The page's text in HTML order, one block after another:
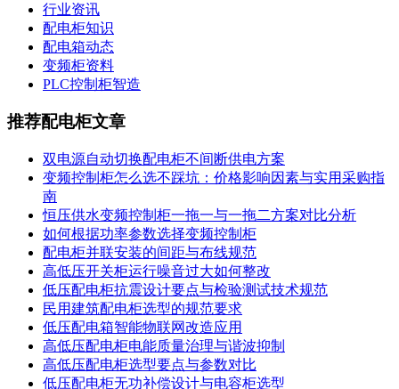
行业资讯
配电柜知识
配电箱动态
变频柜资料
PLC控制柜智造
推荐配电柜文章
双电源自动切换配电柜不间断供电方案
变频控制柜怎么选不踩坑：价格影响因素与实用采购指
南
恒压供水变频控制柜一拖一与一拖二方案对比分析
如何根据功率参数选择变频控制柜
配电柜并联安装的间距与布线规范
高低压开关柜运行噪音过大如何整改
低压配电柜抗震设计要点与检验测试技术规范
民用建筑配电柜选型的规范要求
低压配电箱智能物联网改造应用
高低压配电柜电能质量治理与谐波抑制
高低压配电柜选型要点与参数对比
低压配电柜无功补偿设计与电容柜选型